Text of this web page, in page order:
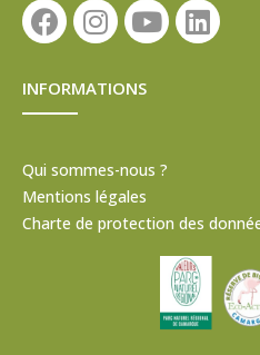
INFORMATIONS
Qui sommes-nous ?
Mentions légales
Charte de protection des